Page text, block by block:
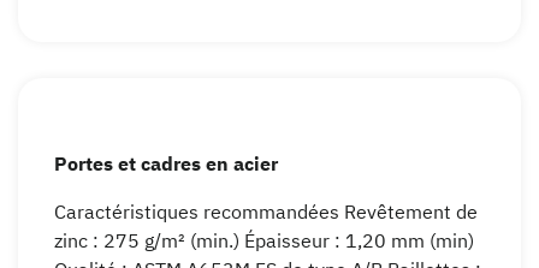
Portes et cadres en acier
Caractéristiques recommandées Revêtement de
zinc : 275 g/m² (min.) Épaisseur : 1,20 mm (min)